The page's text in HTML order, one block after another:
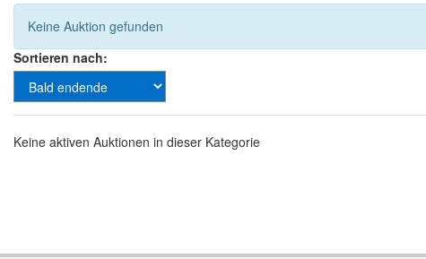
Keine Auktion gefunden
Sortieren nach:
Keine aktiven Auktionen in dieser Kategorie